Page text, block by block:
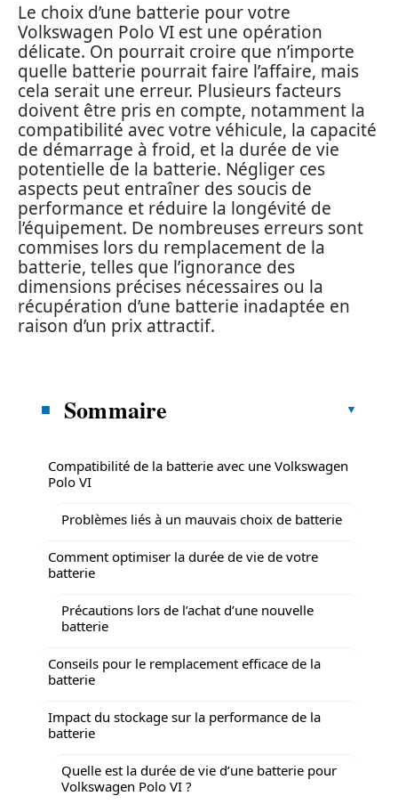
Le choix d’une batterie pour votre
Volkswagen Polo VI est une opération
délicate. On pourrait croire que n’importe
quelle batterie pourrait faire l’affaire, mais
cela serait une erreur. Plusieurs facteurs
doivent être pris en compte, notamment la
compatibilité avec votre véhicule, la capacité
de démarrage à froid, et la durée de vie
potentielle de la batterie. Négliger ces
aspects peut entraîner des soucis de
performance et réduire la longévité de
l’équipement. De nombreuses erreurs sont
commises lors du remplacement de la
batterie, telles que l’ignorance des
dimensions précises nécessaires ou la
récupération d’une batterie inadaptée en
raison d’un prix attractif.
Sommaire
Compatibilité de la batterie avec une Volkswagen
Polo VI
Problèmes liés à un mauvais choix de batterie
Comment optimiser la durée de vie de votre
batterie
Précautions lors de l’achat d’une nouvelle
batterie
Conseils pour le remplacement efficace de la
batterie
Impact du stockage sur la performance de la
batterie
Quelle est la durée de vie d’une batterie pour
Volkswagen Polo VI ?